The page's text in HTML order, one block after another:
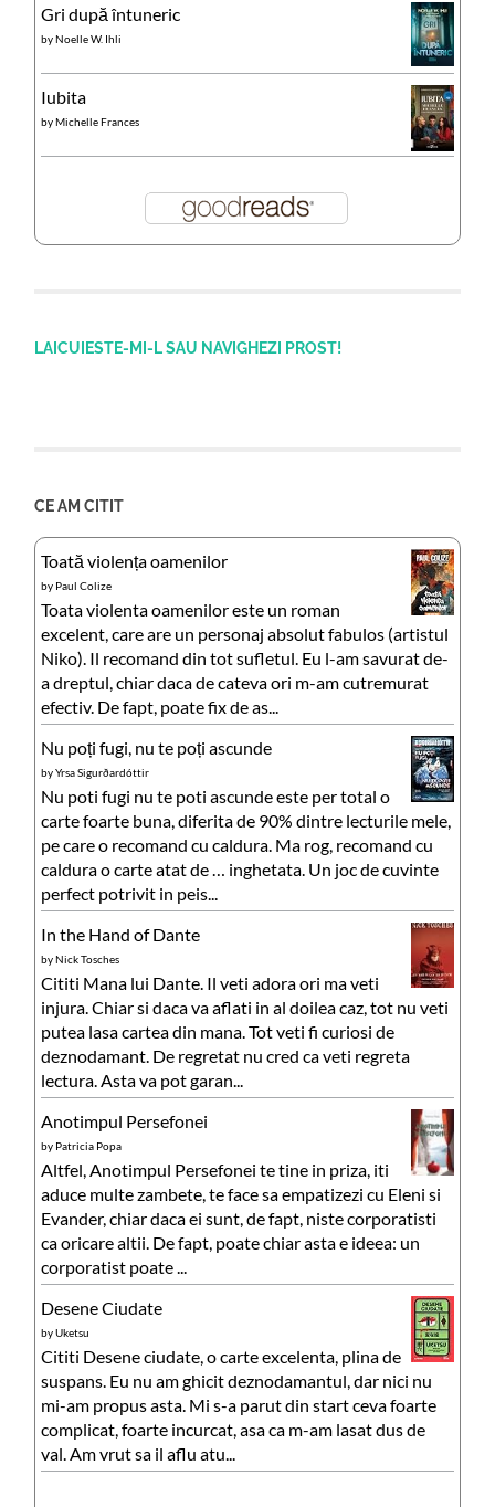
Gri după întuneric
byNoelle W. Ihli
Iubita
byMichelle Frances
LAICUIESTE-MI-L SAU NAVIGHEZI PROST!
CE AM CITIT
Toată violența oamenilor
by Paul Colize
Toata violenta oamenilor este un roman
excelent, care are un personaj absolut fabulos (artistul
Niko). Il recomand din tot sufletul. Eu l-am savurat de-
a dreptul, chiar daca de cateva ori m-am cutremurat
efectiv. De fapt, poate fix de as...
Nu poți fugi, nu te poți ascunde
byYrsa Sigurðardóttir
Nu poti fugi nu te poti ascunde este per total o
carte foarte buna, diferita de 90% dintre lecturile mele,
pe care o recomand cu caldura. Ma rog, recomand cu
caldura o carte atat de … inghetata. Un joc de cuvinte
perfect potrivit in peis...
In the Hand of Dante
byNick Tosches
Cititi Mana lui Dante. Il veti adora ori ma veti
injura. Chiar si daca va aflati in al doilea caz, tot nu veti
putea lasa cartea din mana. Tot veti fi curiosi de
deznodamant. De regretat nu cred ca veti regreta
lectura. Asta va pot garan...
Anotimpul Persefonei
by Patricia Popa
Altfel, Anotimpul Persefonei te tine in priza, iti
aduce multe zambete, te face sa empatizezi cu Eleni si
Evander, chiar daca ei sunt, de fapt, niste corporatisti
ca oricare altii. De fapt, poate chiar asta e ideea: un
corporatist poate ...
Desene Ciudate
byUketsu
Cititi Desene ciudate, o carte excelenta, plina de
suspans. Eu nu am ghicit deznodamantul, dar nici nu
mi-am propus asta. Mi s-a parut din start ceva foarte
complicat, foarte incurcat, asa ca m-am lasat dus de
val. Am vrut sa il aflu atu...